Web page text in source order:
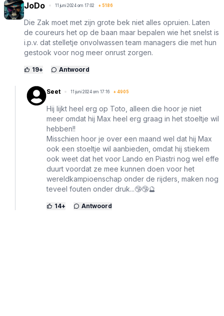
JoDo 11 juni 2024 om 17:02 + 5186
Die Zak moet met zijn grote bek niet alles opruien. Laten
de coureurs het op de baan maar bepalen wie het snelst is
i.p.v. dat stelletje onvolwassen team managers die met hun
gestook voor nog meer onrust zorgen.
19+ Antwoord
Seet 11 juni 2024 om 17:16 + 4905
Hij lijkt heel erg op Toto, alleen die hoor je niet
meer omdat hij Max heel erg graag in het stoeltje wil
hebben!!
Misschien hoor je over een maand wel dat hij Max
ook een stoeltje wil aanbieden, omdat hij stiekem
ook weet dat het voor Lando en Piastri nog wel effe
duurt voordat ze mee kunnen doen voor het
wereldkampioenschap onder de rijders, maken nog
teveel fouten onder druk...🤥🤥🔮
14+ Antwoord